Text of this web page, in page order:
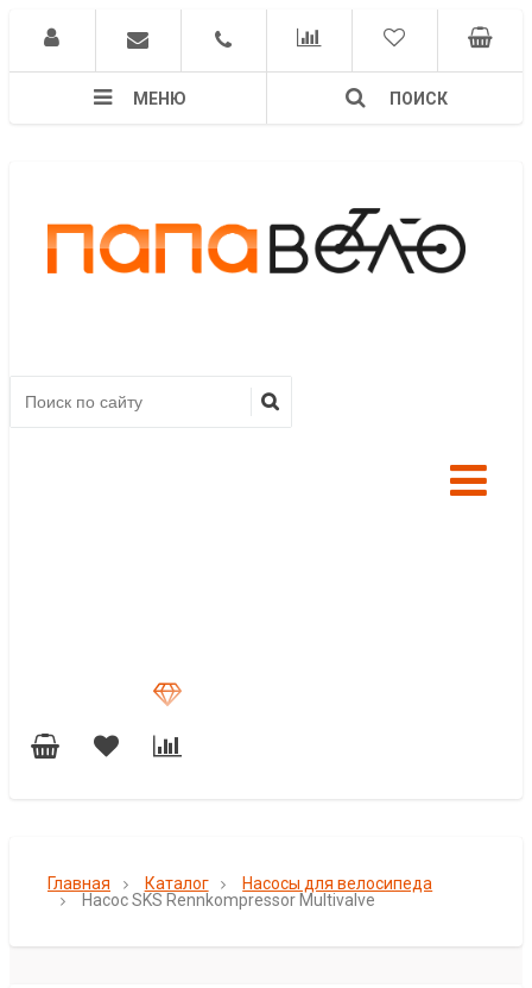
МЕНЮ ПОИСК
Главная Каталог
Насосы для велосипеда
Насос SKS Rennkompressor Multivalve